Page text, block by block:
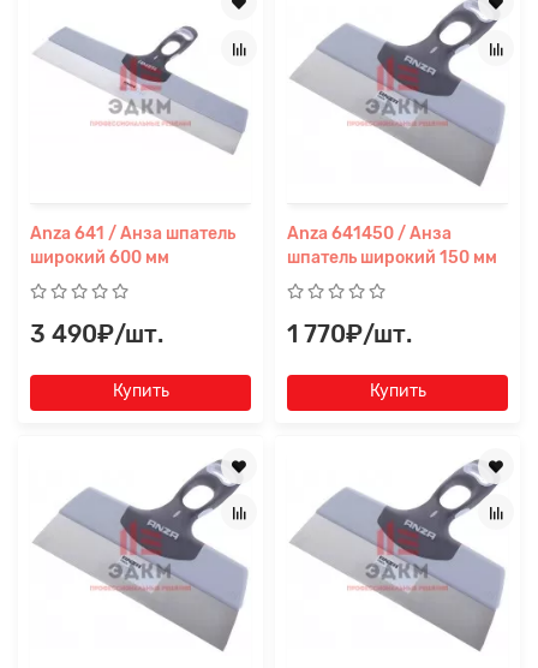
Anza 641 / Анза шпатель
широкий 600 мм
3 490₽/шт.
Купить
Anza 641450 / Анза
шпатель широкий 150 мм
1 770₽/шт.
Купить
Заявка на расчет ×
Прикрепите